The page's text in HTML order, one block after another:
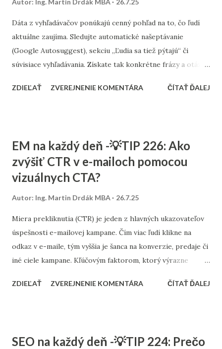
môžu priniesť vyššiu mieru prekliku a lepší návrat z
investície.
Autor: Ing. Martin Drdák MBA 26.7.25
Dáta z vyhľadávačov ponúkajú cenný pohľad na to, čo ľudí
aktuálne zaujíma. Sledujte automatické našeptávanie
(Google Autosuggest), sekciu „Ľudia sa tiež pýtajú“ či
súvisiace vyhľadávania. Získate tak konkrétne frázy a otázky,
či odpoveď na blogu. Zamerajte sa na novovznikajúce trendy
otázky. Ak na ne odpoviete medzi prvými, získate náskok
pred konkurenciou. Nejde len o to „čo písať“, ale aj „ako to
povedať“. Ak ľudia hľadajú „ako funguje…“ alebo „je lepšie X
Zvyšuje to šancu, že Google váš obsah zobrazí ako tzv.
featured snippet – nultú pozíciu vo výsledkoch
vyhľadávania. S tvorbou takéhoto obsahu vám radi
pomôžeme. Sme Consultee , digitálna agentúra, ktorá
pomáha rásť e-shopom, firmám aj expertom. Využívame
ZDIEĽAŤ ZVEREJNENIE KOMENTÁRA ČÍTAŤ ĎALEJ
EM na každý deň -💡TIP 226: Ako
zvýšiť CTR v e-mailoch pomocou
vizuálnych CTA?
Autor: Ing. Martin Drdák MBA 26.7.25
Miera prekliknutia (CTR) je jeden z hlavných ukazovateľov
úspešnosti e-mailovej kampane. Čím viac ľudí klikne na
odkaz v e-maile, tým vyššia je šanca na konverzie, predaje či
iné ciele kampane. Kľúčovým faktorom, ktorý výrazne
akciu. Odporúčame namiesto obyčajných textových odkazov
„Zobraziť novinky“, „Získať zľavu“ alebo „Rezervovať
ZDIEĽAŤ ZVEREJNENIE KOMENTÁRA ČÍTAŤ ĎALEJ
SEO na každý deň -💡TIP 224: Prečo